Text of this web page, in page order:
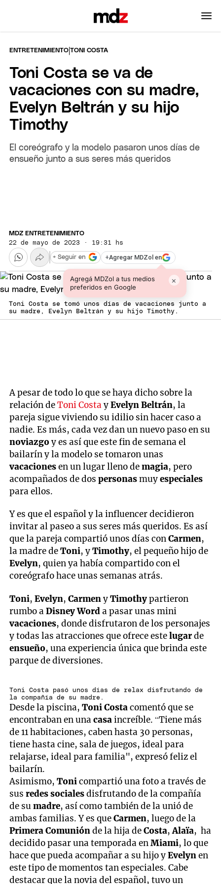
ENTRETENIMIENTO |TONI COSTA
Toni Costa se va de
vacaciones con su madre,
Evelyn Beltrán y su hijo
Timothy
El coreógrafo y la modelo pasaron unos días de
ensueño junto a sus seres más queridos
MDZ ENTRETENIMIENTO
22 de mayo de 2023 · 19:31 hs
+Agregar MDZol en
Agregá MDZol a tus medios
preferidos en Google
×
+ Seguir en
Toni Costa se tomó unos días de vacaciones junto a
su madre, Evelyn Beltrán y su hijo Timothy.
A pesar de todo lo que se haya dicho sobre la
relación deToni CostayEvelyn Beltrán, la
pareja sigue viviendo su idilio sin hacer caso a
nadie. Es más, cada vez dan un nuevo paso en su
noviazgoy es así que este fin de semana el
bailarín y la modelo se tomaron unas
vacacionesen un lugar lleno demagia, pero
acompañados de dospersonasmuyespeciales
para ellos.
Y es que el español y la influencer decidieron
invitar al paseo a sus seres más queridos. Es así
que la pareja compartió unos días conCarmen,
la madre deToni, yTimothy, el pequeño hijo de
Evelyn, quien ya había compartido con el
coreógrafo hace unas semanas atrás.
Toni,Evelyn,CarmenyTimothypartieron
rumbo a Disney Worda pasar unas mini
vacaciones, donde disfrutaron de los personajes
y todas las atracciones que ofrece estelugarde
ensueño, una experiencia única que brinda este
parque de diversiones.
Toni Costa pasó unos días de relax disfrutando de
la compañía de su madre.
Desde la piscina,Toni Costacomentó que se
encontraban en unacasaincreíble. “Tiene más
de 11 habitaciones, caben hasta 30 personas,
tiene hasta cine, sala de juegos, ideal para
relajarse, ideal para familia", expresó feliz el
bailarín.
Asimismo,Tonicompartió una foto a través de
sus redes socialesdisfrutando de la compañía
de sumadre, así como también de la unió de
ambas familias. Y es queCarmen, luego de la
Primera Comuniónde la hija deCosta,Alaïa, ha
decidido pasar una temporada enMiami, lo que
hace que pueda acompañar a su hijo yEvelynen
este tipo de momentos tan especiales. Cabe
destacar que la novia del español, tuvo un